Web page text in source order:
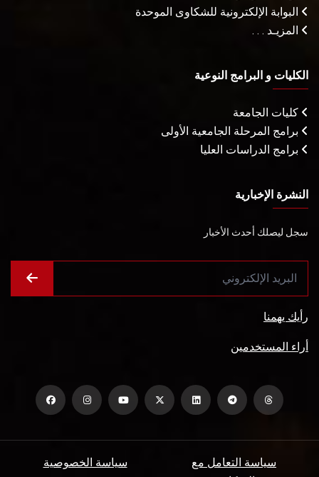
البوابة الإلكترونية للشكاوى الموحدة
المزيـد . . .
الكليات و البرامج النوعية
كليات الجامعة
برامج المرحلة الجامعية الأولى
برامج الدراسات العليا
النشرة الإخبارية
سجل ليصلك أحدث الأخبار
رأيك يهمنا
أراء المستخدمين
سياسة الخصوصية
سياسة التعامل مع